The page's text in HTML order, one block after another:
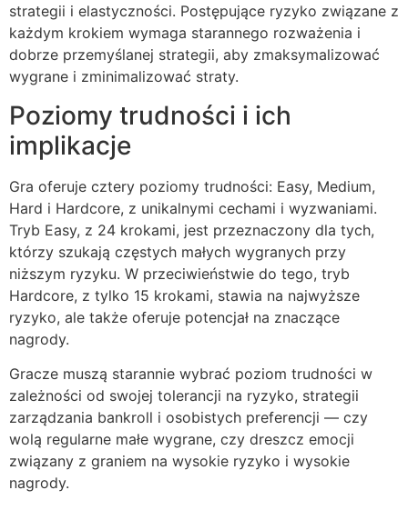
strategii i elastyczności. Postępujące ryzyko związane z
każdym krokiem wymaga starannego rozważenia i
dobrze przemyślanej strategii, aby zmaksymalizować
wygrane i zminimalizować straty.
Poziomy trudności i ich
implikacje
Gra oferuje cztery poziomy trudności: Easy, Medium,
Hard i Hardcore, z unikalnymi cechami i wyzwaniami.
Tryb Easy, z 24 krokami, jest przeznaczony dla tych,
którzy szukają częstych małych wygranych przy
niższym ryzyku. W przeciwieństwie do tego, tryb
Hardcore, z tylko 15 krokami, stawia na najwyższe
ryzyko, ale także oferuje potencjał na znaczące
nagrody.
Gracze muszą starannie wybrać poziom trudności w
zależności od swojej tolerancji na ryzyko, strategii
zarządzania bankroll i osobistych preferencji — czy
wolą regularne małe wygrane, czy dreszcz emocji
związany z graniem na wysokie ryzyko i wysokie
nagrody.